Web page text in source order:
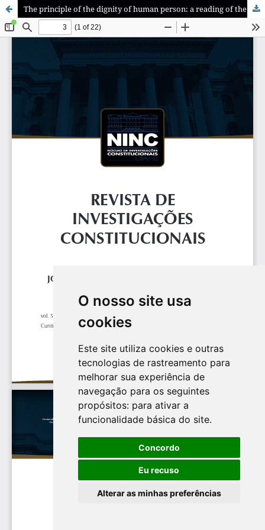
O nosso site usa
cookies
Este site utiliza cookies e outras
tecnologias de rastreamento para
melhorar sua experiência de
navegação para os seguintes
propósitos: para ativar a
funcionalidade básica do site.
Concordo
Eu recuso
Alterar as minhas preferências
The principle of the dignity of human person: a reading of the effectiveness of citizenship and human rights through the challenges put forward by globalization